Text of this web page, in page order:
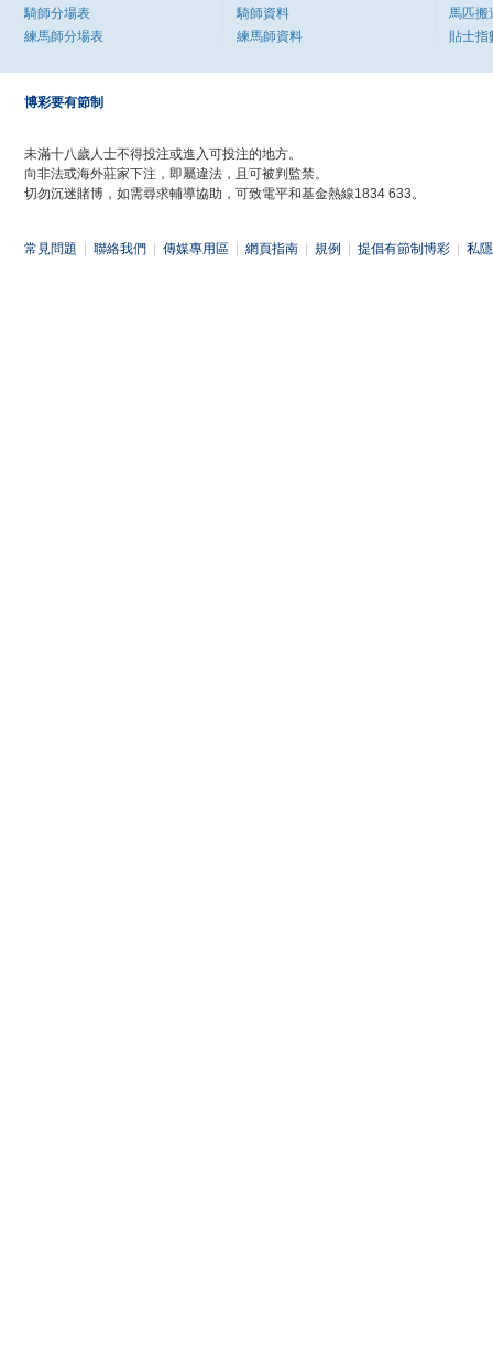
騎師分場表
練馬師分場表
騎師資料
練馬師資料
馬匹搬
貼士指
博彩要有節制
未滿十八歲人士不得投注或進入可投注的地方。
向非法或海外莊家下注，即屬違法，且可被判監禁。
切勿沉迷賭博，如需尋求輔導協助，可致電平和基金熱線1834 633。
常見問題 聯絡我們 傳媒專用區 網頁指南 規例 提倡有節制博彩 私